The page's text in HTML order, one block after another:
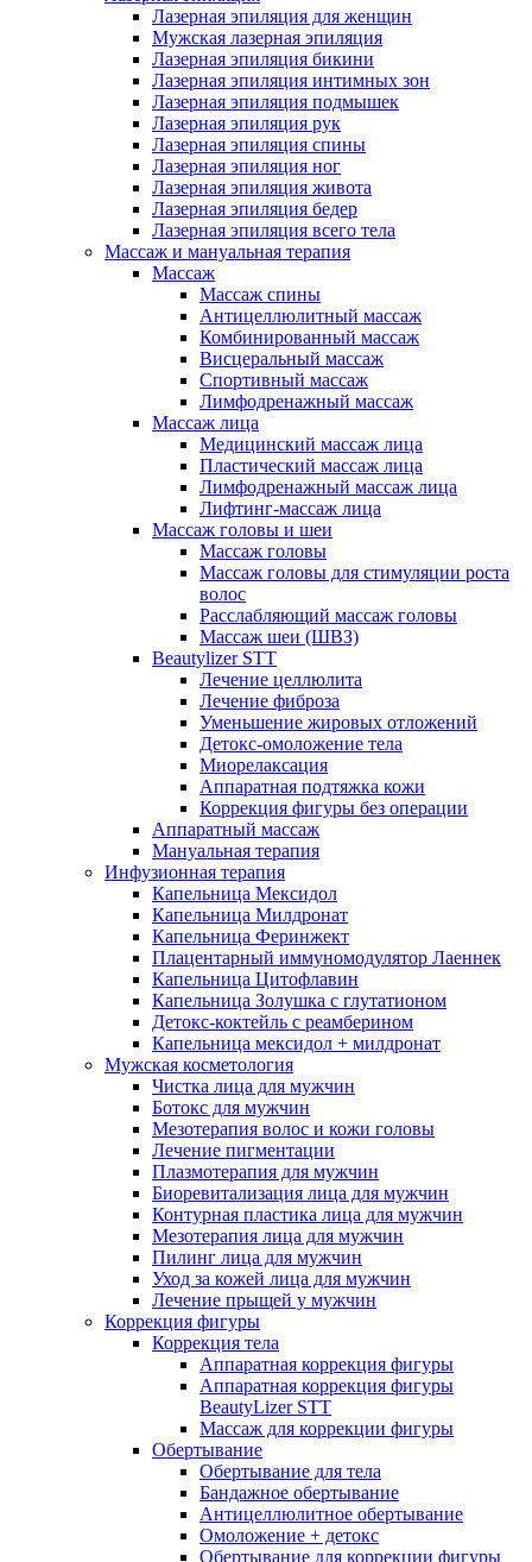
Лазерная эпиляция для женщин
Мужская лазерная эпиляция
Лазерная эпиляция бикини
Лазерная эпиляция интимных зон
Лазерная эпиляция подмышек
Лазерная эпиляция рук
Лазерная эпиляция спины
Лазерная эпиляция ног
Лазерная эпиляция живота
Лазерная эпиляция бедер
Лазерная эпиляция всего тела
Массаж и мануальная терапия
Массаж
Массаж спины
Антицеллюлитный массаж
Комбинированный массаж
Висцеральный массаж
Спортивный массаж
Лимфодренажный массаж
Массаж лица
Медицинский массаж лица
Пластический массаж лица
Лимфодренажный массаж лица
Лифтинг-массаж лица
Массаж головы и шеи
Массаж головы
Массаж головы для стимуляции роста
волос
Расслабляющий массаж головы
Массаж шеи (ШВЗ)
Beautylizer STT
Лечение целлюлита
Лечение фиброза
Уменьшение жировых отложений
Детокс-омоложение тела
Миорелаксация
Аппаратная подтяжка кожи
Коррекция фигуры без операции
Аппаратный массаж
Мануальная терапия
Инфузионная терапия
Капельница Мексидол
Капельница Милдронат
Капельница Феринжект
Плацентарный иммуномодулятор Лаеннек
Капельница Цитофлавин
Капельница Золушка с глутатионом
Детокс-коктейль с реамберином
Капельница мексидол + милдронат
Мужская косметология
Чистка лица для мужчин
Ботокс для мужчин
Мезотерапия волос и кожи головы
Лечение пигментации
Плазмотерапия для мужчин
Биоревитализация лица для мужчин
Контурная пластика лица для мужчин
Мезотерапия лица для мужчин
Пилинг лица для мужчин
Уход за кожей лица для мужчин
Лечение прыщей у мужчин
Коррекция фигуры
Коррекция тела
Аппаратная коррекция фигуры
Аппаратная коррекция фигуры
BeautyLizer STT
Массаж для коррекции фигуры
Обертывание
Обертывание для тела
Бандажное обертывание
Антицеллюлитное обертывание
Омоложение + детокс
Обертывание для коррекции фигуры